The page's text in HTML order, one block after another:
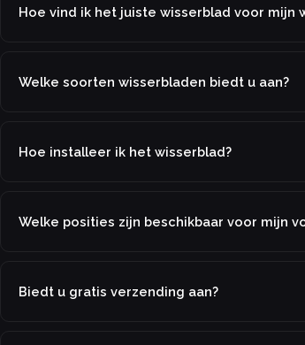
Hoe vind ik het juiste wisserblad voor mijn
Welke soorten wisserbladen biedt u aan?
Hoe installeer ik het wisserblad?
Welke posities zijn beschikbaar voor mijn
Biedt u gratis verzending aan?